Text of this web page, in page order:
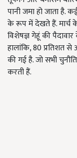
पानी जमा हो जाता
के रूप में देखते हैं. मार्च
विशेषज्ञ गेहूं की
हालांकि, 80 प्रतिशत
की गई है. जो सभी
करती हैं.